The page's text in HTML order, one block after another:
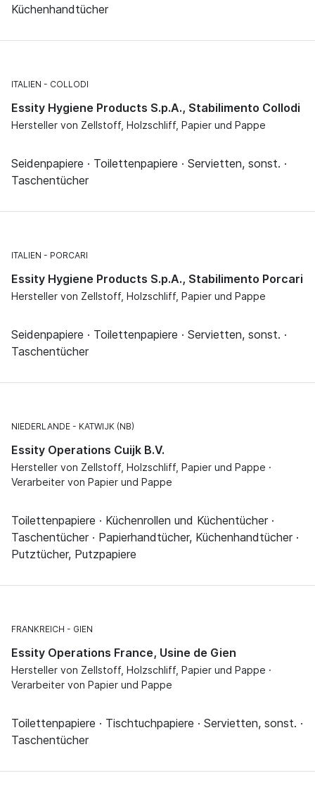
Küchenhandtücher
ITALIEN COLLODI
Essity Hygiene Products S.p.A., Stabilimento Collodi
Hersteller von Zellstoff, Holzschliff, Papier und Pappe
Seidenpapiere · Toilettenpapiere · Servietten, sonst. ·
Taschentücher
ITALIEN PORCARI
Essity Hygiene Products S.p.A., Stabilimento Porcari
Hersteller von Zellstoff, Holzschliff, Papier und Pappe
Seidenpapiere · Toilettenpapiere · Servietten, sonst. ·
Taschentücher
NIEDERLANDE KATWIJK (NB)
Essity Operations Cuijk B.V.
Hersteller von Zellstoff, Holzschliff, Papier und Pappe ·
Verarbeiter von Papier und Pappe
Toilettenpapiere · Küchenrollen und Küchentücher ·
Taschentücher · Papierhandtücher, Küchenhandtücher ·
Putztücher, Putzpapiere
FRANKREICH GIEN
Essity Operations France, Usine de Gien
Hersteller von Zellstoff, Holzschliff, Papier und Pappe ·
Verarbeiter von Papier und Pappe
Toilettenpapiere · Tischtuchpapiere · Servietten, sonst. ·
Taschentücher